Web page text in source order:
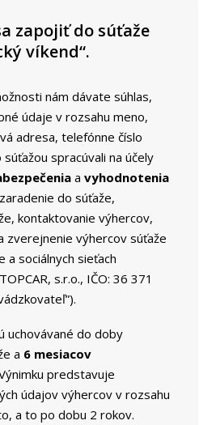
zapojiť do súťaže
víkend“.
nám dávate súhlas,
údaje v rozsahu meno,
adresa, telefónne číslo
spracúvali na účely
avyhodnotenia
do súťaže,
kontaktovanie výhercov,
zverejnenie výhercov súťaže
a sociálnych sieťach
s.r.o., IČO: 36 371
uchovávané do doby
a 6 mesiacov
predstavuje
údajov výhercov v rozsahu
a to po dobu 2 rokov.